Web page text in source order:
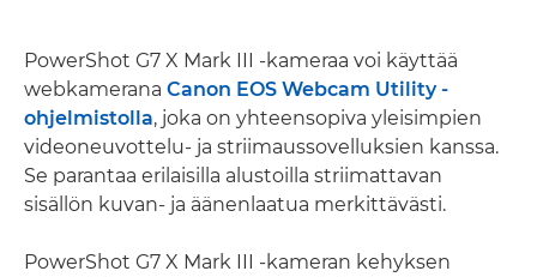
PowerShot G7 X Mark III -kameraa voi käyttää
webkamerana Canon EOS Webcam Utility -
ohjelmistolla, joka on yhteensopiva yleisimpien
videoneuvottelu- ja striimaussovelluksien kanssa.
Se parantaa erilaisilla alustoilla striimattavan
sisällön kuvan- ja äänenlaatua merkittävästi.
PowerShot G7 X Mark III -kameran kehyksen